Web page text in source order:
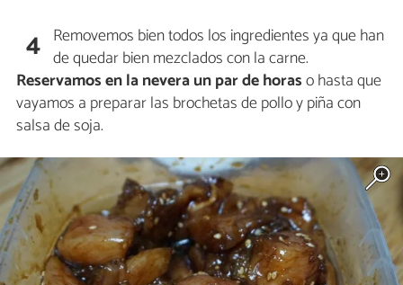
4 Removemos bien todos los ingredientes ya que han
de quedar bien mezclados con la carne.
Reservamos en la nevera un par de horaso hasta que
vayamos a preparar las brochetas de pollo y piña con
salsa de soja.